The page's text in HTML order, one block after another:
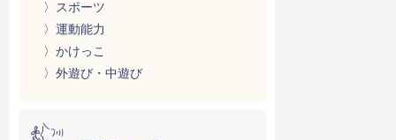
〉スポーツ
〉運動能力
〉かけっこ
〉外遊び・中遊び